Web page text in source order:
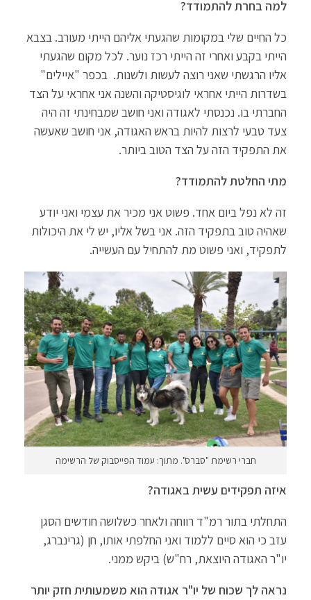
למה בחרת להתמודד?
כל החיים שלי במקומות שהגעתי אליהם הייתי מעורב. בצבא
הייתי בקבע ואחרי זה הייתי רכז נוער. לכל מקום שהגעתי
אליו הרגשתי שאני רוצה לעשות ולשנות. בכפר "איילים"
בשדרות הייתי אחראי לוגיסטיקה והשנה אני אחראי על הצד
החברתי בו. נכנסתי לאגודה ואני חושב שמבחינתי זה היה
צעד טבעי לרצות להיות בראש האגודה, אני חושב שאעשה
את התפקיד הזה על הצד הטוב ביותר.
מתי החלטת להתמודד?
זה לא נפל ביום אחד. פשוט אני מכיר את עצמי ואני יודע
שאהיה טוב בתפקיד הזה. אני בשל אליו, יש לי את היכולות
לתפקיד, ואני פשוט מת להתחיל עם העשייה.
חברי רשימת "סברס". מתוך: עמוד הפייסבוק של הרשימה
איזה תפקידים עשית באגודה?
התחלתי בתור רמ"ד רווחה ולאחר כשלושה חודשים הסגן
עזב כי הוא סיים ללמוד ואני החלפתי אותו, חן (גרינברג,
יו"ר האגודה היוצאת, רח"ש) ביקש ממני.
נראה לך שכוח של יו"ר אגודה הוא משמעותית חזק יותר